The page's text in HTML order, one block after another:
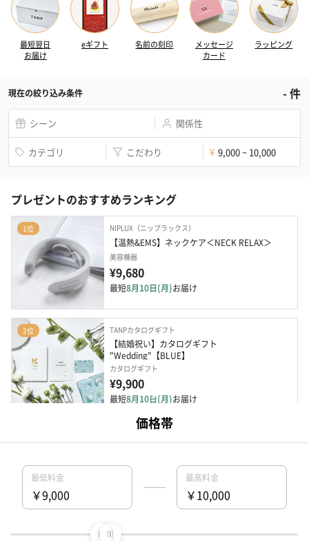
最短翌日
お届け
eギフト 名前の刻印
メッセージ
カード
ラッピング
現在の絞り込み条件 -件
シーン 関係性
カテゴリ こだわり ¥ 9,000 ~ 10,000
プレゼントのおすすめランキング
1位 NIPLUX（ニップラックス）
【温熱&EMS】ネックケア＜NECK RELAX＞
美容機器
¥9,680
最短8月10日(月)お届け
2位 TANPカタログギフト
【結婚祝い】カタログギフト
"Wedding"【BLUE】
カタログギフト
¥9,900
最短8月10日(月)お届け
ReFa（リファ）
ReFa HAIR FACE TOWEL PAIR SET リファヘア
生活雑貨・日用品
¥10,000
お届け
4位 RIVERET（リヴェレット）